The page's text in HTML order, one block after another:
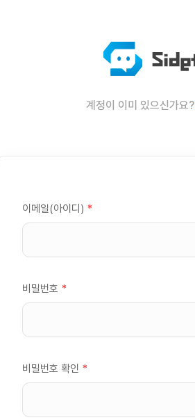
계정이 이미 있으신가요?
이메일(아이디) *
비밀번호 *
비밀번호 확인 *